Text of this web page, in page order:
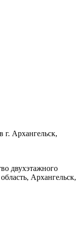
Архангельск,
двухэтажного
Архангельск,